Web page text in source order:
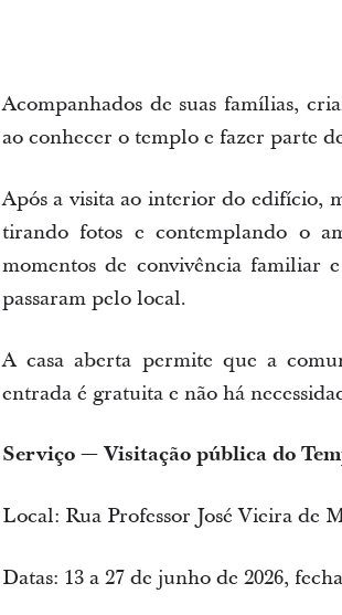
Acompanhados de suas famílias,
ao conhecer o templo e fazer parte
Após a visita ao interior do edifício,
tirando fotos e contemplando o
momentos de convivência familiar
passaram pelo local.
A casa aberta permite que a
entrada é gratuita e não há
Serviço — Visitação pública do
Local: Rua Professor José Vieira
Datas: 13 a 27 de junho de 2026,